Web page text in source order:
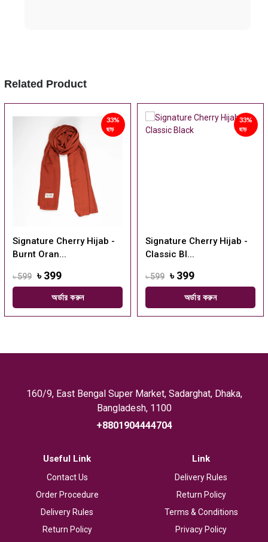
Related Product
33%
ছাড়
Signature Cherry Hijab -
Burnt Oran...
৳ 599 ৳ 399
অর্ডার করুন
33%
ছাড়
Signature Cherry Hijab -
Classic Bl...
৳ 599 ৳ 399
অর্ডার করুন
160/9, East Bengal Super Market, Sadarghat, Dhaka,
Bangladesh, 1100
+8801904444704
Useful Link
Contact Us
Order Procedure
Delivery Rules
Return Policy
Link
Delivery Rules
Return Policy
Terms & Conditions
Privacy Policy